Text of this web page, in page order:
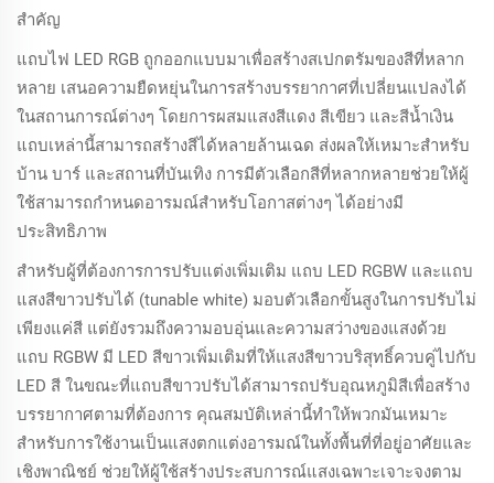
สำคัญ
แถบไฟ LED RGB ถูกออกแบบมาเพื่อสร้างสเปกตรัมของสีที่หลาก
หลาย เสนอความยืดหยุ่นในการสร้างบรรยากาศที่เปลี่ยนแปลงได้
ในสถานการณ์ต่างๆ โดยการผสมแสงสีแดง สีเขียว และสีน้ำเงิน
แถบเหล่านี้สามารถสร้างสีได้หลายล้านเฉด ส่งผลให้เหมาะสำหรับ
บ้าน บาร์ และสถานที่บันเทิง การมีตัวเลือกสีที่หลากหลายช่วยให้ผู้
ใช้สามารถกำหนดอารมณ์สำหรับโอกาสต่างๆ ได้อย่างมี
ประสิทธิภาพ
สำหรับผู้ที่ต้องการการปรับแต่งเพิ่มเติม แถบ LED RGBW และแถบ
แสงสีขาวปรับได้ (tunable white) มอบตัวเลือกขั้นสูงในการปรับไม่
เพียงแค่สี แต่ยังรวมถึงความอบอุ่นและความสว่างของแสงด้วย
แถบ RGBW มี LED สีขาวเพิ่มเติมที่ให้แสงสีขาวบริสุทธิ์ควบคู่ไปกับ
LED สี ในขณะที่แถบสีขาวปรับได้สามารถปรับอุณหภูมิสีเพื่อสร้าง
บรรยากาศตามที่ต้องการ คุณสมบัติเหล่านี้ทำให้พวกมันเหมาะ
สำหรับการใช้งานเป็นแสงตกแต่งอารมณ์ในทั้งพื้นที่ที่อยู่อาศัยและ
เชิงพาณิชย์ ช่วยให้ผู้ใช้สร้างประสบการณ์แสงเฉพาะเจาะจงตาม